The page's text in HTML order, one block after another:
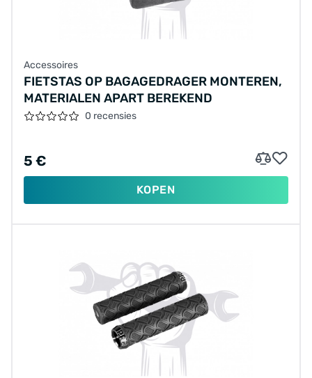
Accessoires
FIETSTAS OP BAGAGEDRAGER MONTEREN,
MATERIALEN APART BEREKEND
0 recensies
5 €
KOPEN